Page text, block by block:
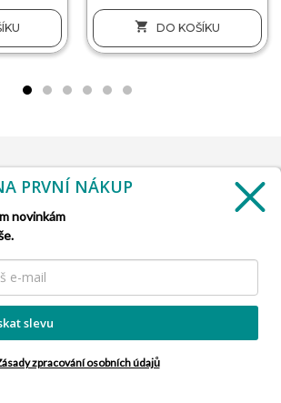
 DO KOŠÍKU

PRVNÍ NÁKUP
novinkám
slevu
zpracování osobních údajů